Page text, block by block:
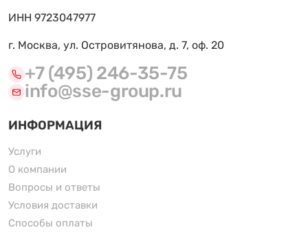
ИНН 9723047977
г. Москва, ул. Островитянова, д. 7, оф. 20
+7 (495) 246-35-75
info@sse-group.ru
ИНФОРМАЦИЯ
Услуги
О компании
Вопросы и ответы
Условия доставки
Способы оплаты